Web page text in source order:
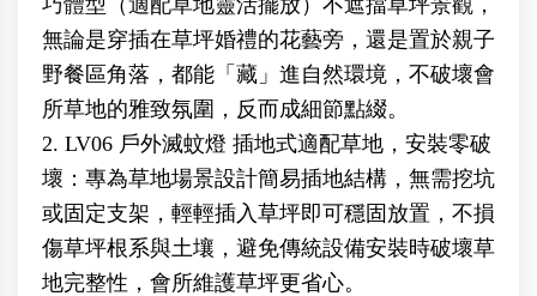
巧體型（適配草地靈活擺放）不遮擋草坪景觀，
無論是穿插在草坪婚禮的花藝旁，還是置於親子
野餐區角落，都能「藏」進自然環境，不破壞會
所草地的雅致氛圍，反而成細節點綴。
2. LV06 戶外滅蚊燈 插地式適配草地，安裝零破
壞：專為草地場景設計簡易插地結構，無需挖坑
或固定支架，輕輕插入草坪即可穩固放置，不損
傷草坪根系與土壤，避免傳統設備安裝時破壞草
地完整性，會所維護草坪更省心。